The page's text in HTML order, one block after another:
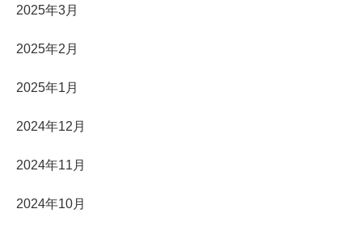
2025年3月
2025年2月
2025年1月
2024年12月
2024年11月
2024年10月